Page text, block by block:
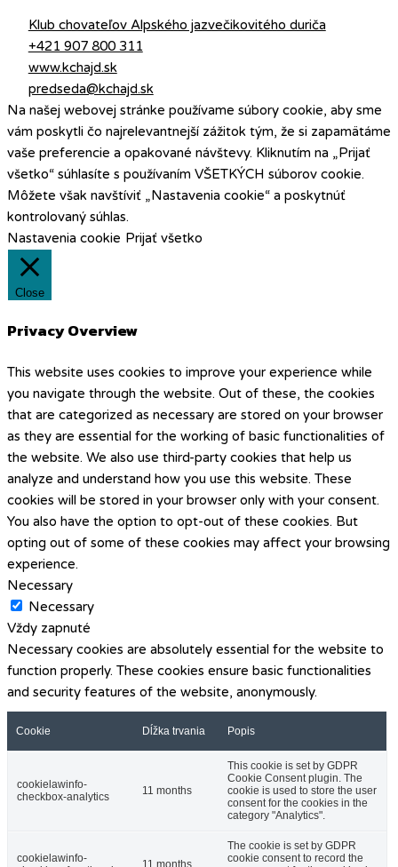
Klub chovateľov Alpského jazvečikovitého duriča
+421 907 800 311
www.kchajd.sk
predseda@kchajd.sk
Na našej webovej stránke používame súbory cookie, aby sme
vám poskytli čo najrelevantnejší zážitok tým, že si zapamätáme
vaše preferencie a opakované návštevy. Kliknutím na „Prijať
všetko“ súhlasíte s používaním VŠETKÝCH súborov cookie.
Môžete však navštíviť „Nastavenia cookie“ a poskytnúť
kontrolovaný súhlas.
Nastavenia cookie Prijať všetko
Close
Privacy Overview
This website uses cookies to improve your experience while
you navigate through the website. Out of these, the cookies
that are categorized as necessary are stored on your browser
as they are essential for the working of basic functionalities of
the website. We also use third-party cookies that help us
analyze and understand how you use this website. These
cookies will be stored in your browser only with your consent.
You also have the option to opt-out of these cookies. But
opting out of some of these cookies may affect your browsing
experience.
Necessary
Necessary
Vždy zapnuté
Necessary cookies are absolutely essential for the website to
function properly. These cookies ensure basic functionalities
and security features of the website, anonymously.
Cookie Dĺžka trvania Popis
cookielawinfo-
checkbox-analytics
11 months
This cookie is set by GDPR
Cookie Consent plugin. The
cookie is used to store the user
consent for the cookies in the
category "Analytics".
cookielawinfo-
11 months
The cookie is set by GDPR
cookie consent to record the